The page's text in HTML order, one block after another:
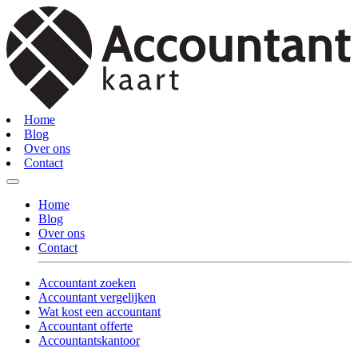
Home
Blog
Over ons
Contact
Home
Blog
Over ons
Contact
Accountant zoeken
Accountant vergelijken
Wat kost een accountant
Accountant offerte
Accountantskantoor